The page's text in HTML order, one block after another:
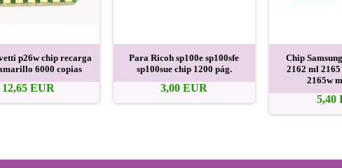
p26w chip recarga
6000 copias
12,65 EUR
Para Ricoh sp100e sp100sfe
sp100sue chip 1200 pág.
3,00 EUR
Chip
2162 ml
2165w
5,40